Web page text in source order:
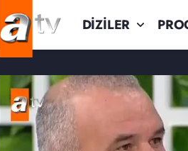
DİZİLER